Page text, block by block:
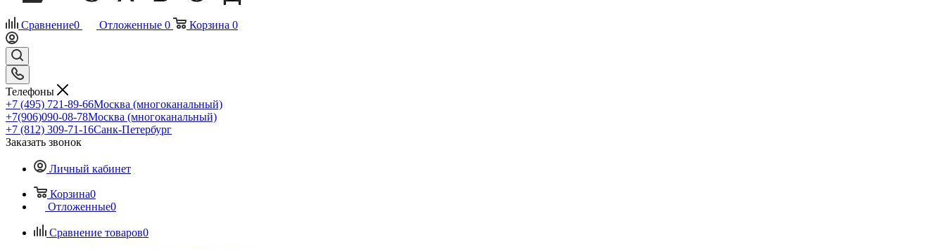
Сравнение0 Отложенные 0 Корзина 0
Телефоны
+7 (495) 721-89-66Москва (многоканальный)
+7(906)090-08-78Москва (многоканальный)
+7 (812) 309-71-16Санк-Петербург
Заказать звонок
Личный кабинет
Корзина0
Отложенные0
Сравнение товаров0